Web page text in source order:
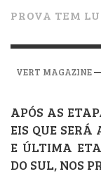
PROVA TEM
VERT MAGAZINE
APÓS AS
EIS QUE SERÁ
E ÚLTIMA
DO SUL, NOS